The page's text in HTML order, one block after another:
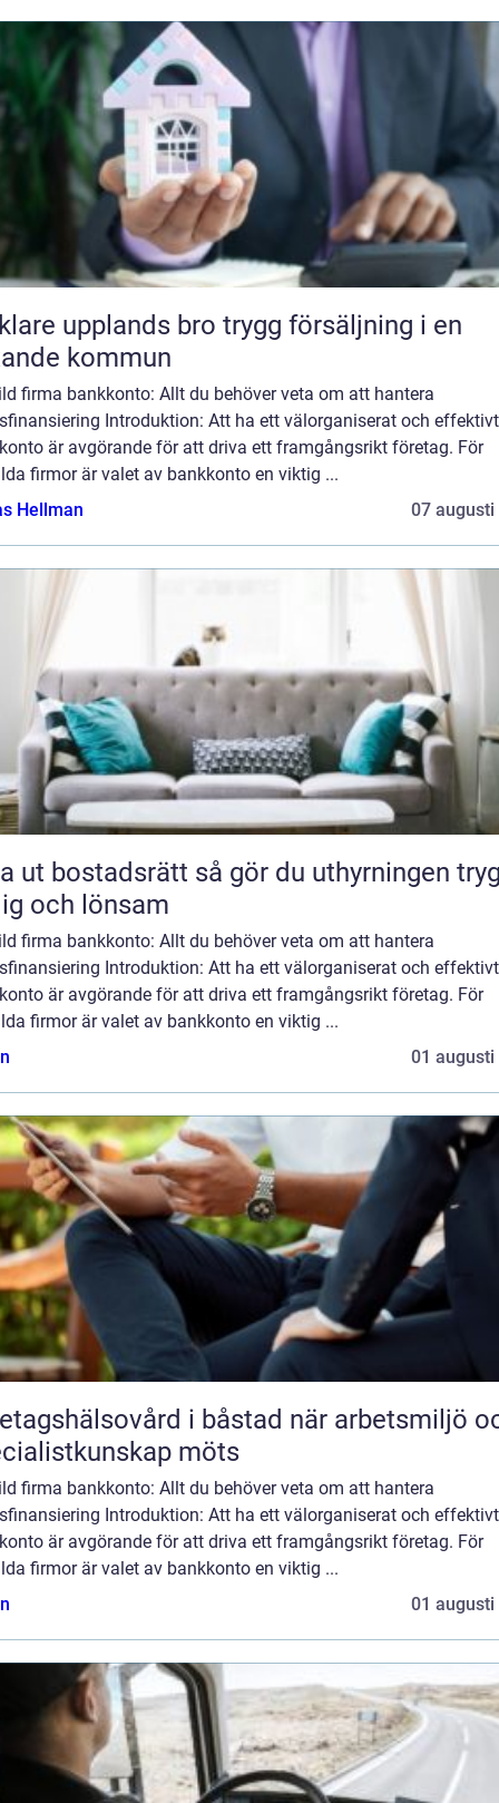
upplands bro trygg försäljning i en
kommun
firma bankkonto: Allt du behöver veta om att hantera
Introduktion: Att ha ett välorganiserat och effektivt
är avgörande för att driva ett framgångsrikt företag. För
firmor är valet av bankkonto en viktig ...
Hellman
07 augusti
så gör du uthyrningen trygg,
och lönsam
firma bankkonto: Allt du behöver veta om att hantera
Introduktion: Att ha ett välorganiserat och effektivt
är avgörande för att driva ett framgångsrikt företag. För
firmor är valet av bankkonto en viktig ...
01 augusti
i båstad när arbetsmiljö och
möts
firma bankkonto: Allt du behöver veta om att hantera
Introduktion: Att ha ett välorganiserat och effektivt
är avgörande för att driva ett framgångsrikt företag. För
firmor är valet av bankkonto en viktig ...
01 augusti